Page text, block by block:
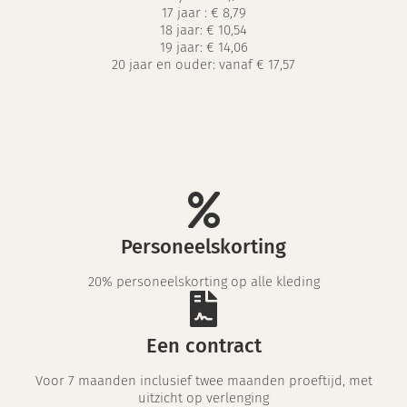
17 jaar : € 8,79
18 jaar: € 10,54
19 jaar: € 14,06
20 jaar en ouder: vanaf € 17,57
Personeelskorting
20% personeelskorting op alle kleding
Een contract
Voor 7 maanden inclusief twee maanden proeftijd, met
uitzicht op verlenging